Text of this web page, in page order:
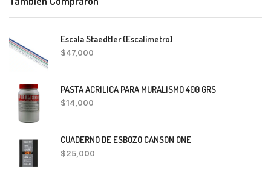
Escala Staedtler (Escalimetro)
$47,000
PASTA ACRILICA PARA MURALISMO 400 GRS
$14,000
CUADERNO DE ESBOZO CANSON ONE
$25,000